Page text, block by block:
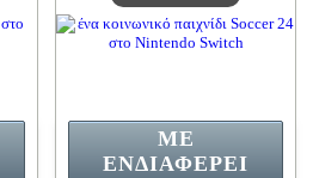
ΜΕ
ΕΝΔΙΑΦΈΡΕΙ